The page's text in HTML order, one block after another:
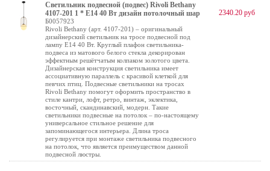
Светильник подвесной (подвес) Rivoli Bethany
4107-201 1 * Е14 40 Вт дизайн потолочный шар
Б0057923
Rivoli Bethany (арт. 4107-201) – оригинальный
дизайнерский светильник на тросе подвесной под
лампу Е14 40 Вт. Круглый плафон светильника-
подвеса из матового белого стекла декорирован
эффектным решётчатым колпаком золотого цвета.
Дизайнерская конструкция светильника имеет
ассоциативную параллель с красивой клеткой для
певчих птиц. Подвесные светильники на тросах
Rivoli Bethany помогут оформить пространство в
стиле кантри, лофт, ретро, винтаж, эклектика,
восточный, скандинавский, модерн. Такие
светильники подвесные на потолок – по-настоящему
универсальное стильное решение для
запоминающегося интерьера. Длина троса
регулируется при монтаже светильника подвесного
на потолок, что является преимуществом данной
подвесной люстры.
2340.20 руб